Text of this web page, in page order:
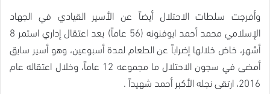
وأفرجت سلطات الاحتلال أيضاً عن الأسير القيادي في الجهاد
الإسلامي محمد أحمد ابوفنونه (56 عاماً) بعد اعتقال إداري استمر 8
أشهر، خاض خلالها إضراباً عن الطعام لمدة أسبوعين، وهو أسير سابق
أمضى في سجون الاحتلال ما مجموعه 12 عاماً، وخلال اعتقاله عام
2016، ارتقى نجله الأكبر أحمد شهيداً .